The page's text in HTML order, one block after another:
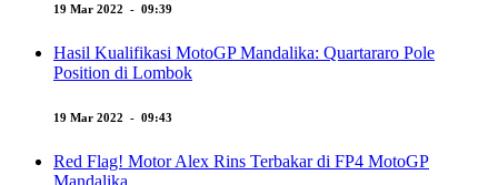
19 Mar 2022 - 09:39
Hasil Kualifikasi MotoGP Mandalika: Quartararo Pole
Position di Lombok
19 Mar 2022 - 09:43
Red Flag! Motor Alex Rins Terbakar di FP4 MotoGP
Mandalika